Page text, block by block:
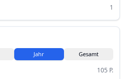
1
Jahr Gesamt
105 P.